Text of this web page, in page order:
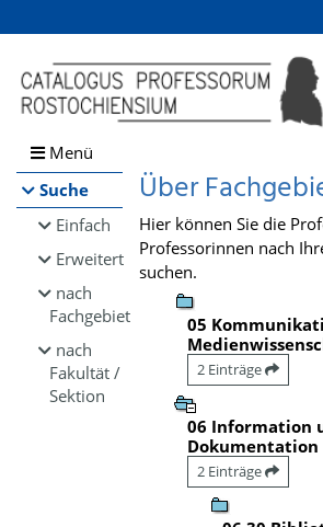
Browsen
direkt zum Inhalt
Menü
Suche
Einfach
Erweitert
nach
Fachgebiet
nach
Fakultät /
Sektion
Über
Hier können Sie die
Professorinnen nach
suchen.
05
2 Einträge
06 Information
Dokumentation
2 Einträge